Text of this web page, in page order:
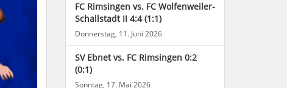
FC Rimsingen vs. FC Wolfenweiler-
Schallstadt II 4:4 (1:1)
Donnerstag, 11. Juni 2026
SV Ebnet vs. FC Rimsingen 0:2
(0:1)
Sonntag, 17. Mai 2026